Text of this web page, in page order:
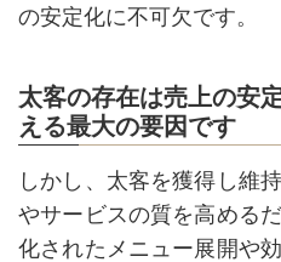
の安定化に不可欠です。
太客の存在は売上の安
える最大の要因です
しかし、太客を獲得し維
やサービスの質を高める
化されたメニュー展開や